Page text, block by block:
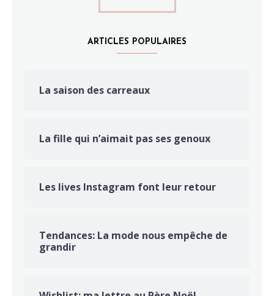
ARTICLES POPULAIRES
La saison des carreaux
La fille qui n’aimait pas ses genoux
Les lives Instagram font leur retour
Tendances: La mode nous empêche de
grandir